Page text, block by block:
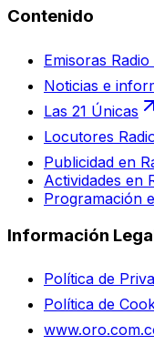
Contenido
Emisoras
Noticias e
Las 21 Únicas
Locutores
Publicidad en
Actividades en
Programación
Información
Política de
Política de